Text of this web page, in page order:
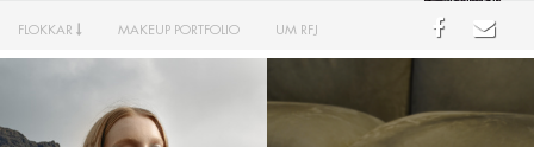
FLOKKAR MAKEUP PORTFOLIO UM RFJ